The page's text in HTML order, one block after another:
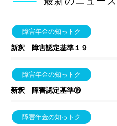
障害年金の知っトク
新釈 障害認定基準１９
障害年金の知っトク
新釈 障害認定基準⑱
障害年金の知っトク